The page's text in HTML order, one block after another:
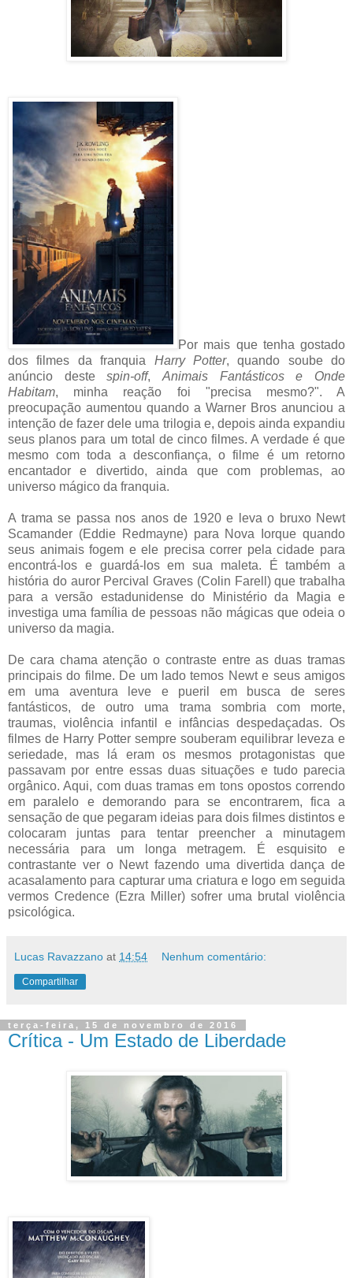
Por mais que tenha gostado
dos filmes da franquia Harry Potter, quando soube do
anúncio destespin-off,Animais Fantásticos e Onde
Habitam, minha reação foi "precisa mesmo?". A
preocupação aumentou quando a Warner Bros anunciou a
intenção de fazer dele uma trilogia e, depois ainda expandiu
seus planos para um total de cinco filmes. A verdade é que
mesmo com toda a desconfiança, o filme é um retorno
encantador e divertido, ainda que com problemas, ao
universo mágico da franquia.
A trama se passa nos anos de 1920 e leva o bruxo Newt
Scamander (Eddie Redmayne) para Nova Iorque quando
seus animais fogem e ele precisa correr pela cidade para
encontrá-los e guardá-los em sua maleta. É também a
história do auror Percival Graves (Colin Farell) que trabalha
para a versão estadunidense do Ministério da Magia e
investiga uma família de pessoas não mágicas que odeia o
universo da magia.
De cara chama atenção o contraste entre as duas tramas
principais do filme. De um lado temos Newt e seus amigos
em uma aventura leve e pueril em busca de seres
fantásticos, de outro uma trama sombria com morte,
traumas, violência infantil e infâncias despedaçadas. Os
filmes de Harry Potter sempre souberam equilibrar leveza e
seriedade, mas lá eram os mesmos protagonistas que
passavam por entre essas duas situações e tudo parecia
orgânico. Aqui, com duas tramas em tons opostos correndo
em paralelo e demorando para se encontrarem, fica a
sensação de que pegaram ideias para dois filmes distintos e
colocaram juntas para tentar preencher a minutagem
necessária para um longa metragem. É esquisito e
contrastante ver o Newt fazendo uma divertida dança de
acasalamento para capturar uma criatura e logo em seguida
vermos Credence (Ezra Miller) sofrer uma brutal violência
psicológica.
Lucas Ravazzano at 14:54 Nenhum comentário:
Compartilhar
terça-feira, 15 de novembro de 2016
Crítica - Um Estado de Liberdade